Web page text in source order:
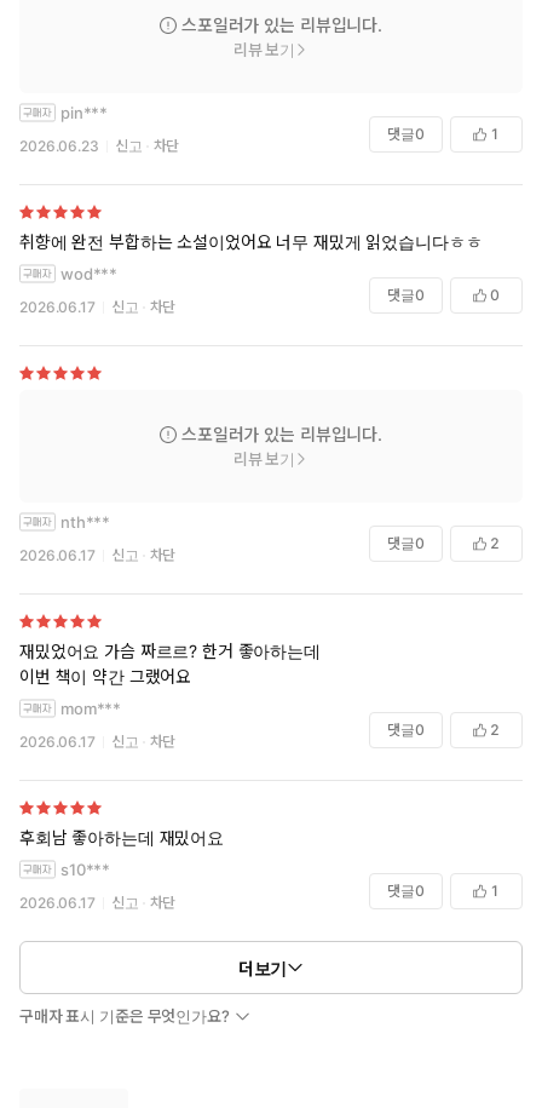
스포일러가 있는 리뷰입니다.
리뷰 보기
pin***
2026.06.23 신고 차단
댓글0 1
취향에 완전 부합하는 소설이었어요 너무 재밌게 읽었습니다ㅎㅎ
wod***
2026.06.17 신고 차단
댓글0 0
스포일러가 있는 리뷰입니다.
리뷰 보기
nth***
2026.06.17 신고 차단
댓글0 2
재밌었어요 가슴 짜르르? 한거 좋아하는데
이번 책이 약간 그랬어요
mom***
2026.06.17 신고 차단
댓글0 2
후회남 좋아하는데 재밌어요
s10***
2026.06.17 신고 차단
댓글0 1
더보기
구매자 표시 기준은 무엇인가요?